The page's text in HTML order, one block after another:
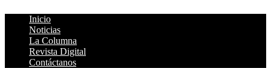
Inicio
Noticias
La Columna
Revista Digital
Contáctanos